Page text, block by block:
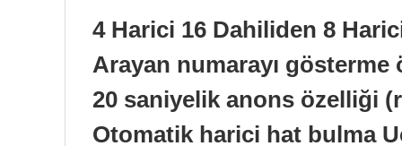
4 Harici 16 Dahiliden 8
Arayan numarayı gösterme
20 saniyelik anons özelliği
Otomatik harici hat bulma